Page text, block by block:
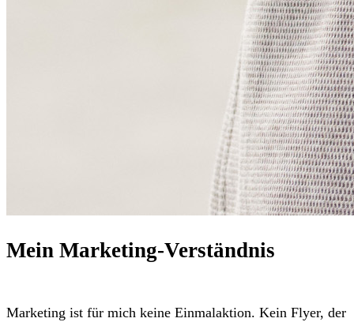
Mein Marketing-Verständnis
Marketing ist für mich keine Einmalaktion. Kein Flyer, der